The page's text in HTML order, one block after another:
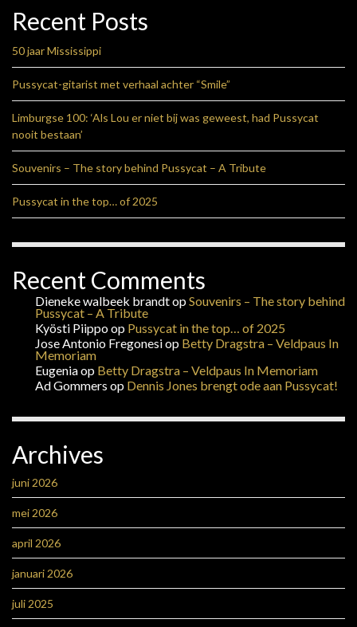
Recent Posts
50 jaar Mississippi
Pussycat-gitarist met verhaal achter “Smile”
Limburgse 100: ‘Als Lou er niet bij was geweest, had Pussycat
nooit bestaan’
Souvenirs – The story behind Pussycat – A Tribute
Pussycat in the top… of 2025
Recent Comments
Dieneke walbeek brandtopSouvenirs – The story behind
Pussycat – A Tribute
Kyösti Piippoop Pussycat in the top… of 2025
Jose Antonio Fregonesiop Betty Dragstra – Veldpaus In
Memoriam
Eugeniaop Betty Dragstra – Veldpaus In Memoriam
Ad Gommers op Dennis Jones brengt ode aan Pussycat!
Archives
juni 2026
mei 2026
april 2026
januari 2026
juli 2025